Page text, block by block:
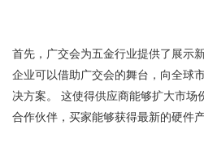
首先，广交会为五金行业提供了展示
企业可以借助广交会的舞台，向全球
决方案。 这使得供应商能够扩大市场
合作伙伴，买家能够获得最新的硬件产